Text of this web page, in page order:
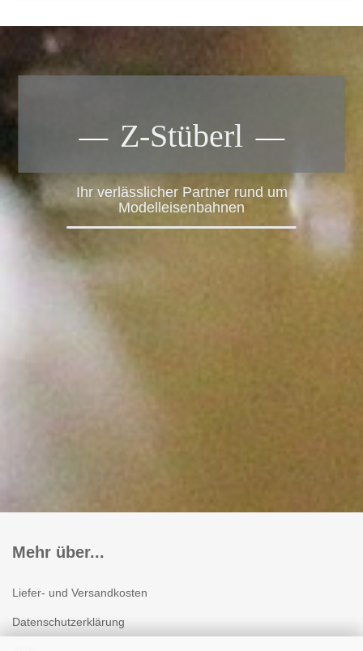
Z-Stüberl
Ihr verlässlicher Partner rund um
Modelleisenbahnen
Mehr über...
Liefer- und Versandkosten
Datenschutzerklärung